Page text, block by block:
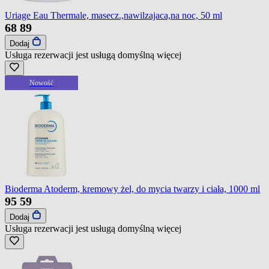
Uriage Eau Thermale, masecz.,nawilzajaca,na noc, 50 ml
68 89
Dodaj
Usługa rezerwacji jest usługą domyślną więcej
Nowość
Bioderma Atoderm, kremowy żel, do mycia twarzy i ciała, 1000 ml
95 59
Dodaj
Usługa rezerwacji jest usługą domyślną więcej